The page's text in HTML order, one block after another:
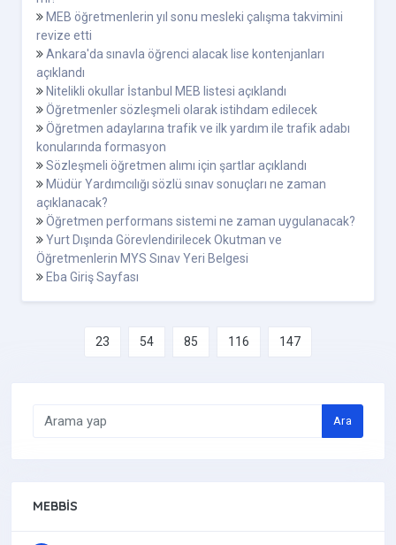
MEB öğretmenlerin yıl sonu mesleki çalışma takvimini
revize etti
Ankara'da sınavla öğrenci alacak lise kontenjanları
açıklandı
Nitelikli okullar İstanbul MEB listesi açıklandı
Öğretmenler sözleşmeli olarak istihdam edilecek
Öğretmen adaylarına trafik ve ilk yardım ile trafik adabı
konularında formasyon
Sözleşmeli öğretmen alımı için şartlar açıklandı
Müdür Yardımcılığı sözlü sınav sonuçları ne zaman
açıklanacak?
Öğretmen performans sistemi ne zaman uygulanacak?
Yurt Dışında Görevlendirilecek Okutman ve
Öğretmenlerin MYS Sınav Yeri Belgesi
Eba Giriş Sayfası
23 54 85 116 147
Ara
MEBBIS